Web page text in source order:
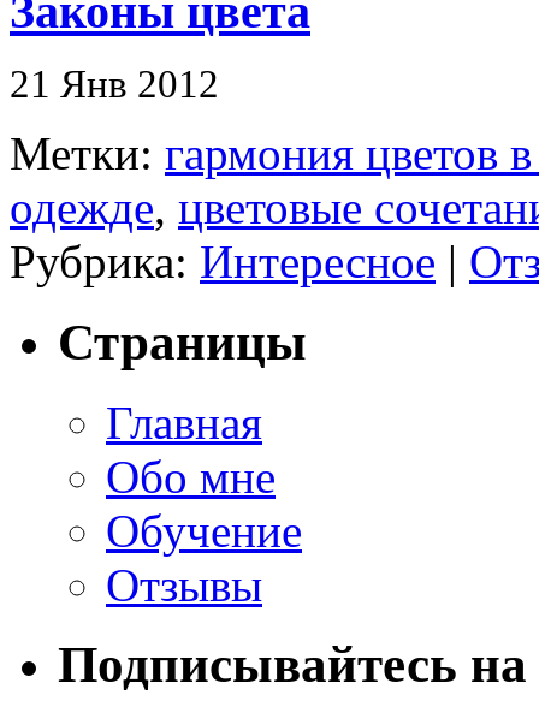
Законы цвета
21 Янв 2012
Метки: гармония цветов
одежде, цветовые
Рубрика: Интересное |
Страницы
Главная
Обо мне
Обучение
Отзывы
Подписывайтесь